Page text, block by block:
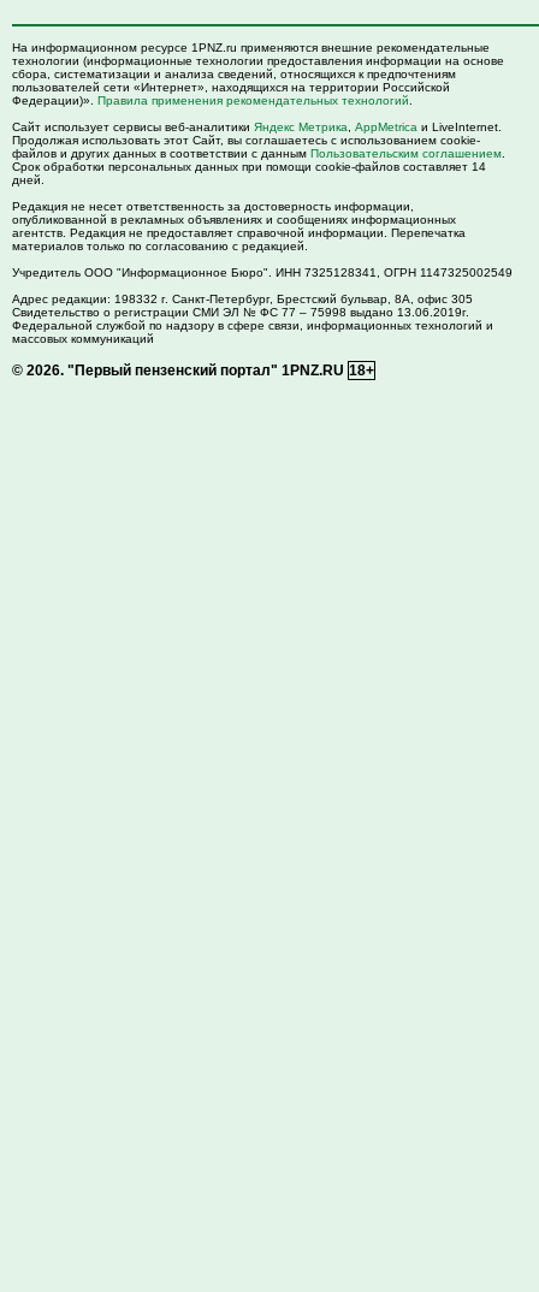
На информационном ресурсе 1PNZ.ru применяются внешние рекомендательные
технологии (информационные технологии предоставления информации на основе
сбора, систематизации и анализа сведений, относящихся к предпочтениям
пользователей сети «Интернет», находящихся на территории Российской
Федерации)». Правила применения рекомендательных технологий
Сайт использует сервисы веб-аналитики Яндекс Метрика AppMetrica и LiveInternet.
Продолжая использовать этот Сайт, вы соглашаетесь с использованием cookie-
файлов и других данных в соответствии с данным Пользовательским соглашением
Срок обработки персональных данных при помощи cookie-файлов составляет 14
дней.
Редакция не несет ответственность за достоверность информации,
опубликованной в рекламных объявлениях и сообщениях информационных
агентств. Редакция не предоставляет справочной информации. Перепечатка
материалов только по согласованию с редакцией.
Учредитель ООО "Информационное Бюро". ИНН 7325128341, ОГРН 1147325002549
Адрес редакции: 198332 г. Санкт-Петербург, Брестский бульвар, 8А, офис 305
Свидетельство о регистрации СМИ ЭЛ № ФС 77 – 75998 выдано 13.06.2019г.
Федеральной службой по надзору в сфере связи, информационных технологий и
массовых коммуникаций
© 2026. "Первый пензенский портал" 1PNZ.RU 18+